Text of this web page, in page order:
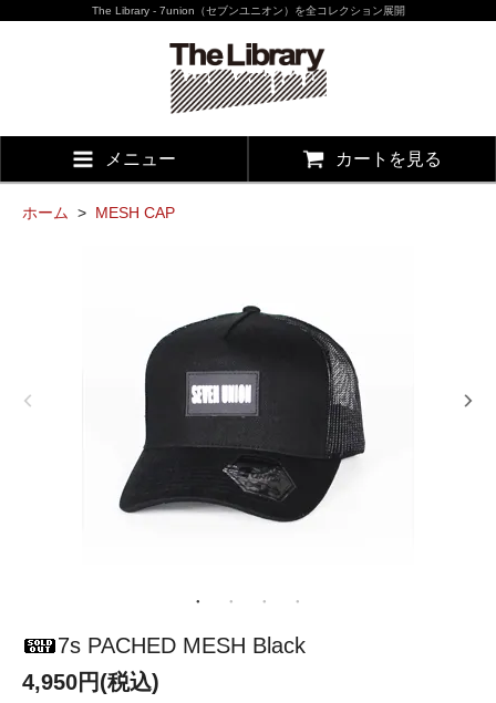
The Library - 7union（セブンユニオン）を全コレクション展開
メニュー カートを見る
ホーム > MESH CAP
7s PACHED MESH Black
4,950円(税込)